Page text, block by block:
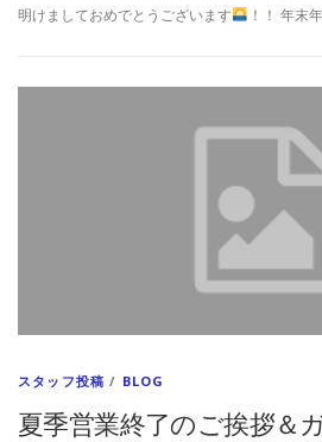
明けましておめでとうございます ！！ 年末
スタッフ投稿 / BLOG
夏季営業終了のご挨拶＆